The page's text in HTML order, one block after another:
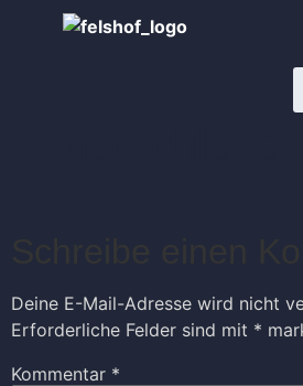
Deine E-Mail-Adresse wird nicht
Erforderliche Felder sind mit *
Kommentar *